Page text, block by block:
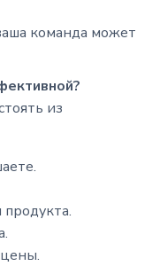
команда может
из